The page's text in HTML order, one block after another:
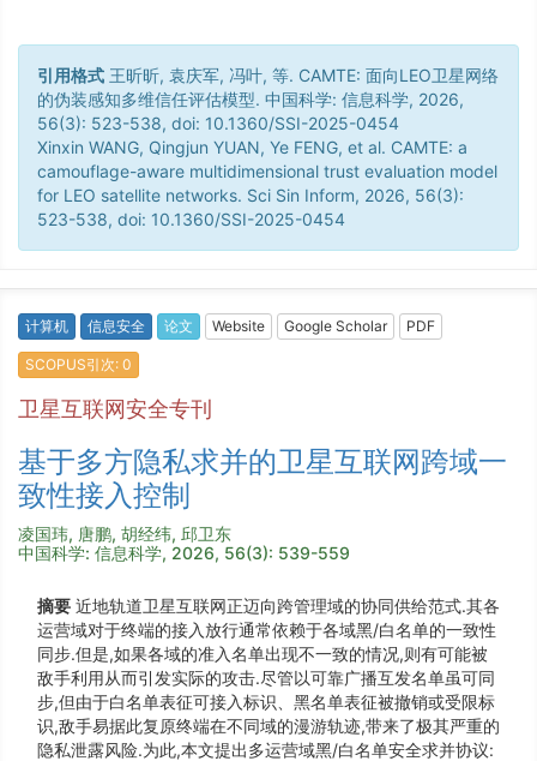
引用格式 王昕昕, 袁庆军, 冯叶, 等. CAMTE: 面向LEO卫星网络
的伪装感知多维信任评估模型. 中国科学: 信息科学, 2026,
56(3): 523-538, doi: 10.1360/SSI-2025-0454
Xinxin WANG, Qingjun YUAN, Ye FENG, et al. CAMTE: a
camouflage-aware multidimensional trust evaluation model
for LEO satellite networks. Sci Sin Inform, 2026, 56(3):
523-538, doi: 10.1360/SSI-2025-0454
计算机 信息安全 论文 Website Google Scholar PDF
SCOPUS引次: 0
卫星互联网安全专刊
基于多方隐私求并的卫星互联网跨域一
致性接入控制
凌国玮, 唐鹏, 胡经纬, 邱卫东
中国科学: 信息科学, 2026, 56(3): 539-559
摘要 近地轨道卫星互联网正迈向跨管理域的协同供给范式.其各
运营域对于终端的接入放行通常依赖于各域黑/白名单的一致性
同步.但是,如果各域的准入名单出现不一致的情况,则有可能被
敌手利用从而引发实际的攻击.尽管以可靠广播互发名单虽可同
步,但由于白名单表征可接入标识、黑名单表征被撤销或受限标
识,敌手易据此复原终端在不同域的漫游轨迹,带来了极其严重的
隐私泄露风险.为此,本文提出多运营域黑/白名单安全求并协议: